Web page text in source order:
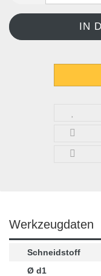
Werkzeugdaten
Schneidstoff
Ø d1